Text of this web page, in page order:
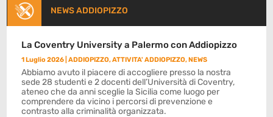
NEWS ADDIOPIZZO
La Coventry University a Palermo con Addiopizzo
1 Luglio 2026 |ADDIOPIZZO,ATTIVITA' ADDIOPIZZO,NEWS
Abbiamo avuto il piacere di accogliere presso la nostra
sede 28 studenti e 2 docenti dell’Università di Coventry,
ateneo che da anni sceglie la Sicilia come luogo per
comprendere da vicino i percorsi di prevenzione e
contrasto alla criminalità organizzata.